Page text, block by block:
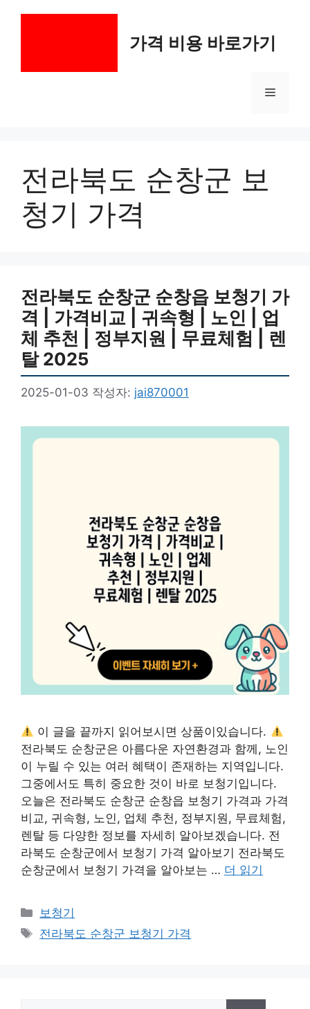
가격 비용 바로가기
메
전라북도 순창군 보
청기 가격
전라북도 순창군 순창읍 보청기 가
격 | 가격비교 | 귀속형 | 노인 | 업
체 추천 | 정부지원 | 무료체험 | 렌
탈 2025
2025-01-03 작성자: jai870001
이 글을 끝까지 읽어보시면 상품이있습니다.
전라북도 순창군은 아름다운 자연환경과 함께, 노인
이 누릴 수 있는 여러 혜택이 존재하는 지역입니다.
그중에서도 특히 중요한 것이 바로 보청기입니다.
오늘은 전라북도 순창군 순창읍 보청기 가격과 가격
비교, 귀속형, 노인, 업체 추천, 정부지원, 무료체험,
렌탈 등 다양한 정보를 자세히 알아보겠습니다. 전
라북도 순창군에서 보청기 가격 알아보기 전라북도
순창군에서 보청기 가격을 알아보는 … 더 읽기
카
테
보청기
태
전라북도 순창군 보청기 가격